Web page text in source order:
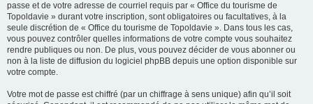
passe et de votre adresse de courriel requis par « Office du tourisme de
Topoldavie » durant votre inscription, sont obligatoires ou facultatives, à la
seule discrétion de « Office du tourisme de Topoldavie ». Dans tous les cas,
vous pouvez contrôler quelles informations de votre compte vous souhaitez
rendre publiques ou non. De plus, vous pouvez décider de vous abonner ou
non à la liste de diffusion du logiciel phpBB depuis une option disponible sur
votre compte.
Votre mot de passe est chiffré (par un chiffrage à sens unique) afin qu’il soit